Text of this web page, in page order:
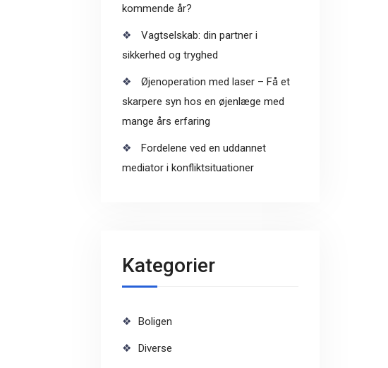
kommende år?
Vagtselskab: din partner i
sikkerhed og tryghed
Øjenoperation med laser – Få et
skarpere syn hos en øjenlæge med
mange års erfaring
Fordelene ved en uddannet
mediator i konfliktsituationer
Kategorier
Boligen
Diverse